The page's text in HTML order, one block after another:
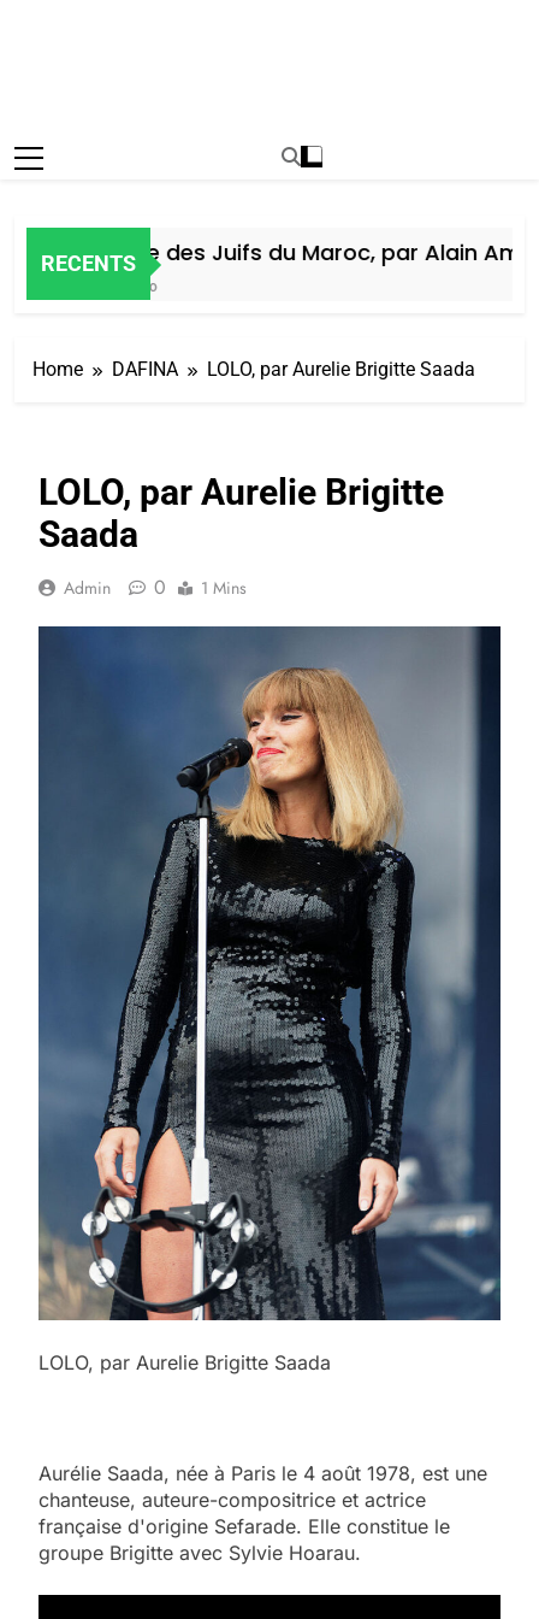
RECENTS
Histoire des Juifs du Maroc, par Alain Amiel
Home DAFINA LOLO, par Aurelie Brigitte Saada
LOLO, par Aurelie Brigitte
Saada
Admin 0 1 Mins
LOLO, par Aurelie Brigitte Saada
Aurélie Saada, née à Paris le 4 août 1978, est une
chanteuse, auteure-compositrice et actrice
française d'origine Sefarade. Elle constitue le
groupe Brigitte avec Sylvie Hoarau.